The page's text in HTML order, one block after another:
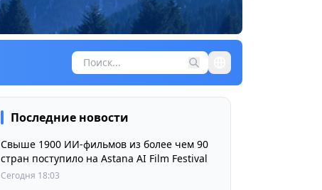
Последние новости
Свыше 1900 ИИ-фильмов из более чем 90
стран поступило на Astana AI Film Festival
Сегодня 18:03